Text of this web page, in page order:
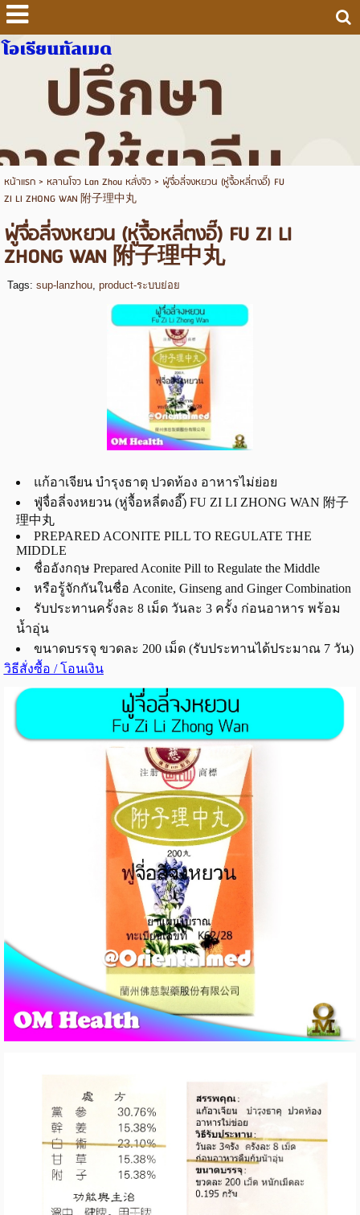
โอเรียนทัลเมด
หน้าแรก> หลานโจว Lan Zhou หลั่งจิว> ฟู่จื่อลี่จงหยวน (หู่จื้อหลี่ตงอี๊) FU
ZI LI ZHONG WAN 附子理中丸
ฟู่จื่อลี่จงหยวน (หู่จื้อหลี่ตงอี๊) FU ZI LI
ZHONG WAN 附子理中丸
Tags: sup-lanzhou, product-ระบบย่อย
แก้อาเจียน บำรุงธาตุ ปวดท้อง อาหารไม่ย่อย
ฟู่จื่อลี่จงหยวน (หู่จื้อหลี่ตงอี๊) FU ZI LI ZHONG WAN 附子
理中丸
PREPARED ACONITE PILL TO REGULATE THE
MIDDLE
ชื่ออังกฤษ Prepared Aconite Pill to Regulate the Middle
หรือรู้จักกันในชื่อ Aconite, Ginseng and Ginger Combination
รับประทานครั้งละ 8 เม็ด วันละ 3 ครั้ง ก่อนอาหาร พร้อม
น้ำอุ่น
ขนาดบรรจุ ขวดละ 200 เม็ด (รับประทานได้ประมาณ 7 วัน)
วิธีสั่งซื้อ / โอนเงิน